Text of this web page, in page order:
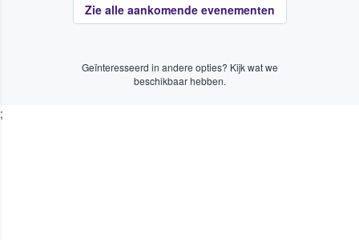
Zie alle aankomende evenementen
Geïnteresseerd in andere opties? Kijk wat we
beschikbaar hebben.
;